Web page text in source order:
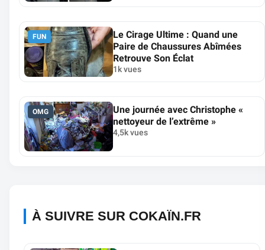
FUN
Le Cirage Ultime : Quand une
Paire de Chaussures Abîmées
Retrouve Son Éclat
1k vues
OMG
Une journée avec Christophe «
nettoyeur de l’extrême »
4,5k vues
À SUIVRE SUR COKAÏN.FR